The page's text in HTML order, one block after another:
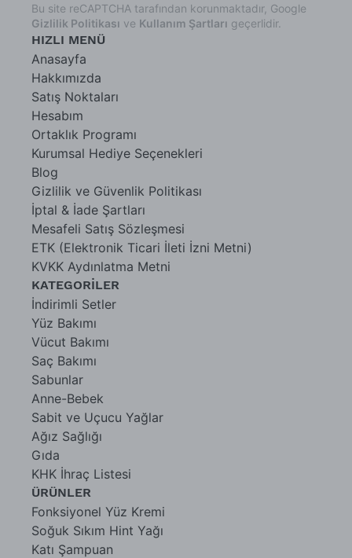
HIZLI MENÜ
Anasayfa
Hakkımızda
Satış Noktaları
Hesabım
Ortaklık Programı
Kurumsal Hediye Seçenekleri
Blog
Gizlilik ve Güvenlik Politikası
İptal & İade Şartları
Mesafeli Satış Sözleşmesi
ETK (Elektronik Ticari İleti İzni Metni)
KVKK Aydınlatma Metni
KATEGORİLER
İndirimli Setler
Yüz Bakımı
Vücut Bakımı
Saç Bakımı
Sabunlar
Anne-Bebek
Sabit ve Uçucu Yağlar
Ağız Sağlığı
Gıda
KHK İhraç Listesi
ÜRÜNLER
Fonksiyonel Yüz Kremi
Soğuk Sıkım Hint Yağı
Katı Şampuan
Bu site reCAPTCHA tarafından korunmaktadır, Google
Gizlilik Politikası ve Kullanım Şartları geçerlidir.